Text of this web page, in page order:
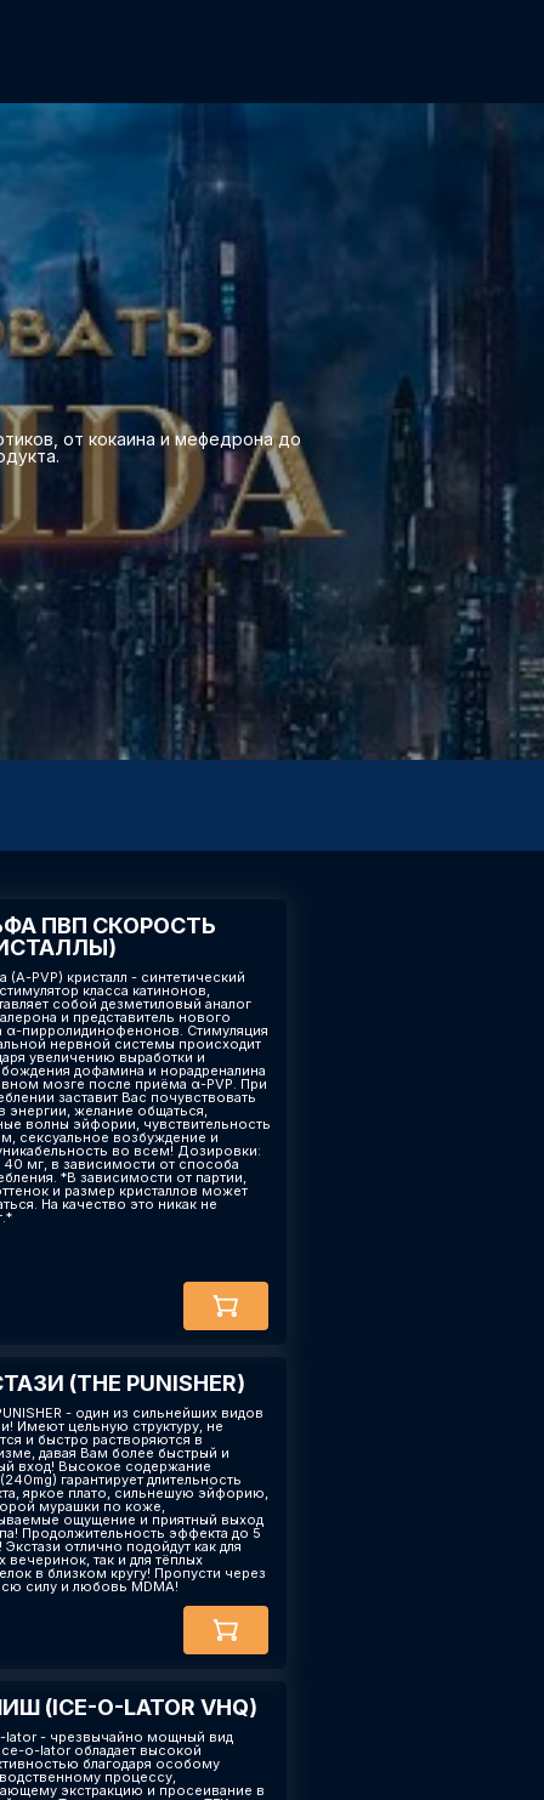
от кокаина и мефедрона до
ПВП СКОРОСТЬ
(A-PVP) кристалл - синтетический
класса катинонов,
собой дезметиловый аналог
и представитель нового
α-пирролидинофенонов. Стимуляция
нервной системы происходит
увеличению выработки и
дофамина и норадреналина
мозге после приёма α-PVP. При
заставит Вас почувствовать
энергии, желание общаться,
волны эйфории, чувствительность
сексуальное возбуждение и
во всем! Дозировки:
40 мг, в зависимости от способа
*В зависимости от партии,
и размер кристаллов может
На качество это никак не
(THE PUNISHER)
- один из сильнейших видов
Имеют цельную структуру, не
и быстро растворяются в
давая Вам более быстрый и
вход! Высокое содержание
гарантирует длительность
яркое плато, сильнешую эйфорию,
мурашки по коже,
ощущение и приятный выход
Продолжительность эффекта до 5
Экстази отлично подойдут как для
вечеринок, так и для тёплых
в близком кругу! Пропусти через
силу и любовь MDMA!
(ICE-O-LATOR VHQ)
lator - чрезвычайно мощный вид
o-lator обладает высокой
благодаря особому
процессу,
экстракцию и просеивание в